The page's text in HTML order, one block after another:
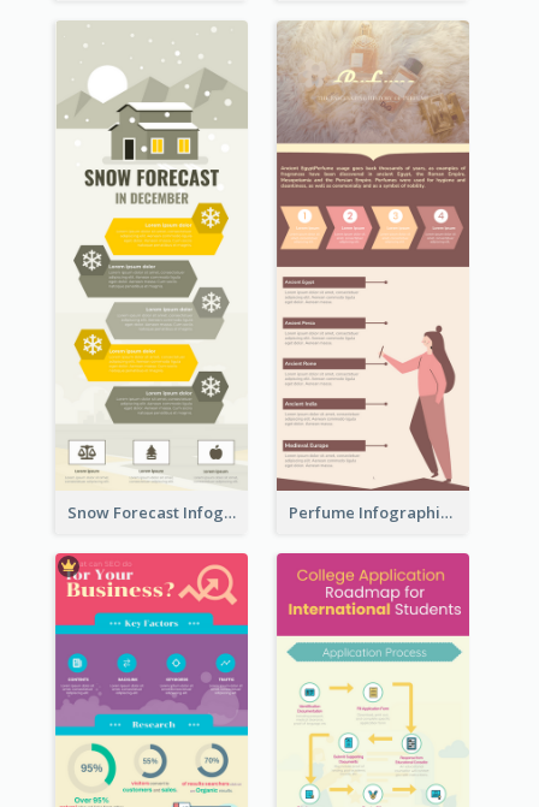
Snow Forecast Infographic Perfume Infographic